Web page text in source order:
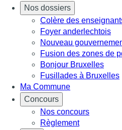
Nos dossiers
Colère des
Foyer anderlechtois
Nouveau
Fusion des zones de
Bonjour Bruxelles
Fusillades à Bruxelles
Ma Commune
Concours
Nos concours
Règlement